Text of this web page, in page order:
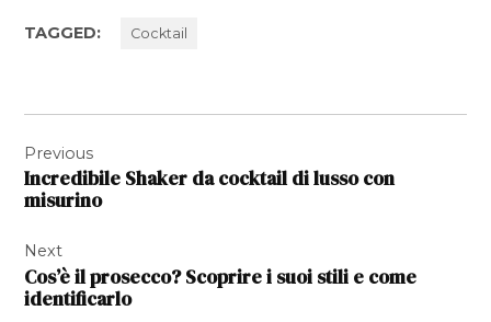
TAGGED: Cocktail
articoli
Previous
Incredibile Shaker da cocktail di lusso con
misurino
Next
Cos’è il prosecco? Scoprire i suoi stili e come
identificarlo